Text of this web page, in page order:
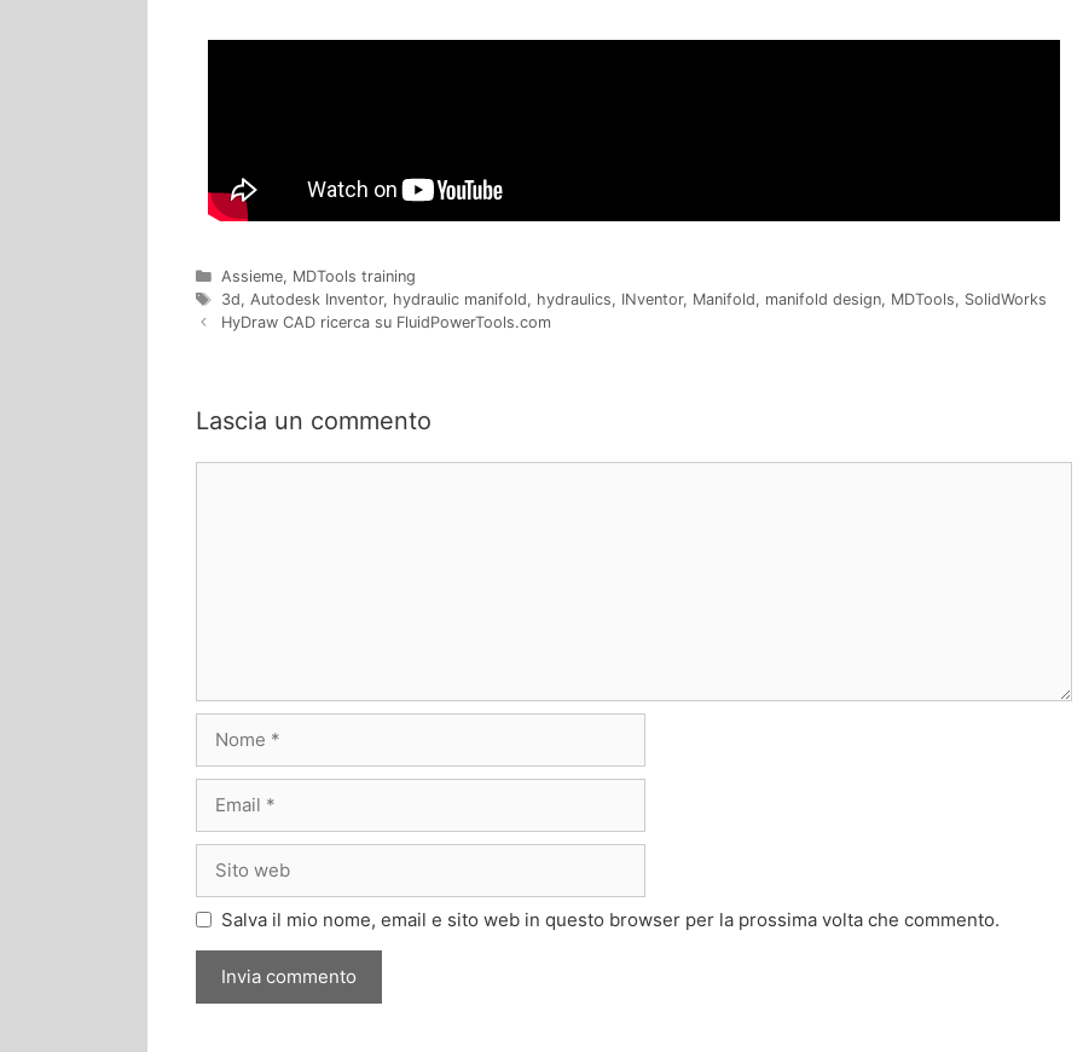
Assieme, MDTools training
3d, Autodesk Inventor, hydraulic manifold, hydraulics, INventor, Manifold, manifold design, MDTools, SolidWorks
HyDraw CAD ricerca su FluidPowerTools.com
Lascia un commento
Salva il mio nome, email e sito web in questo browser per la prossima volta che commento.